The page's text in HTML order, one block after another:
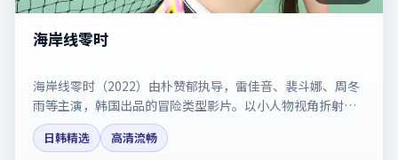
海岸线零时
海岸线零时（2022）由朴赞郁执导，雷佳音、裴斗娜、周冬
雨等主演，韩国出品的冒险类型影片。以小人物视角折射时
代切片。剧情简介与主创信息可供检索参考，上映日期以片
方资料为准。
日韩精选
高清流畅